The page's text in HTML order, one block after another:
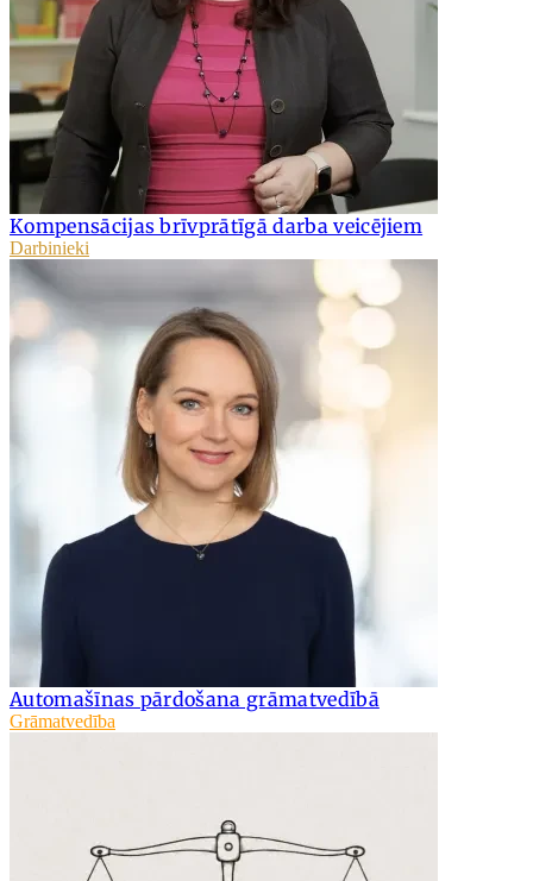
Kompensācijas brīvprātīgā darba veicējiem
Darbinieki
Automašīnas pārdošana grāmatvedībā
Grāmatvedība